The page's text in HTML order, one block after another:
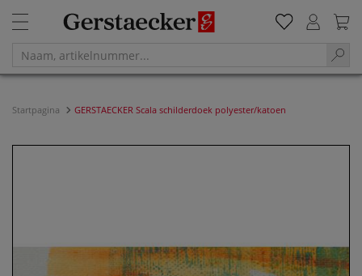
Startpagina GERSTAECKER Scala schilderdoek polyester/katoen